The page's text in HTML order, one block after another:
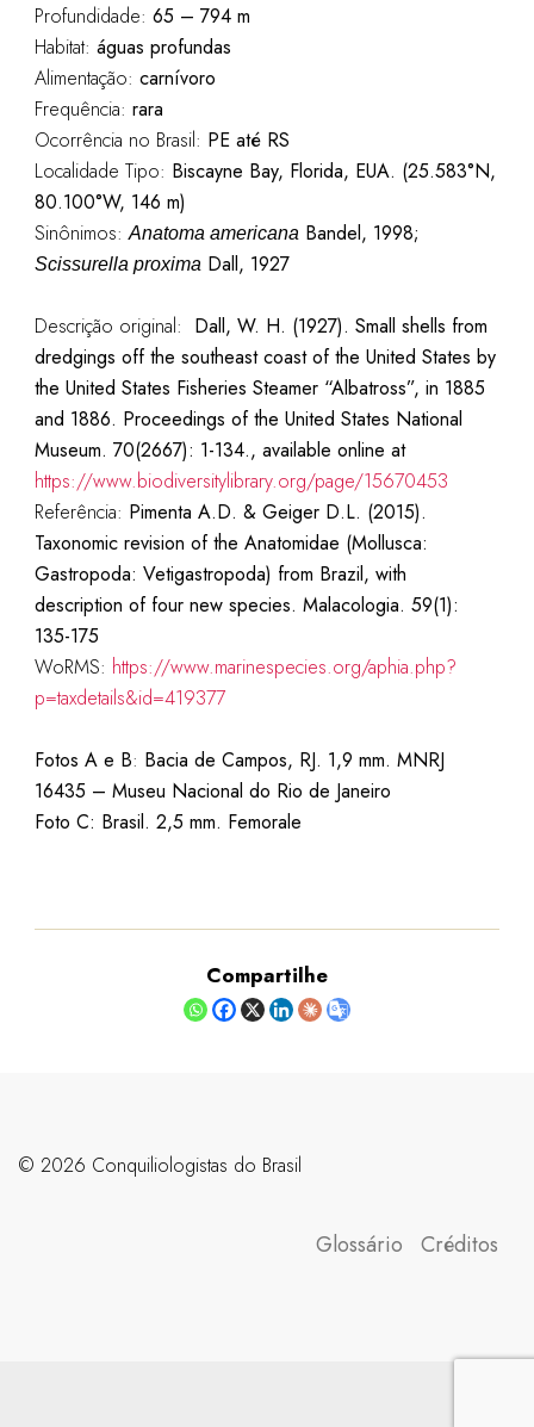
Profundidade: 65 – 794 m
Habitat: águas profundas
Alimentação: carnívoro
Frequência: rara
Ocorrência no Brasil: PE até RS
Localidade Tipo: Biscayne Bay, Florida, EUA. (25.583°N,
80.100°W, 146 m)
Sinônimos:Anatoma americanaBandel, 1998;
Scissurella proximaDall, 1927
Descrição original: Dall, W. H. (1927). Small shells from
dredgings off the southeast coast of the United States by
the United States Fisheries Steamer “Albatross”, in 1885
and 1886. Proceedings of the United States National
Museum. 70(2667): 1-134., available online at
https://www.biodiversitylibrary.org/page/15670453
Referência: Pimenta A.D. & Geiger D.L. (2015).
Taxonomic revision of the Anatomidae (Mollusca:
Gastropoda: Vetigastropoda) from Brazil, with
description of four new species. Malacologia. 59(1):
135-175
WoRMS: https://www.marinespecies.org/aphia.php?
p=taxdetails&id=419377
Fotos A e B: Bacia de Campos, RJ. 1,9 mm. MNRJ
16435 – Museu Nacional do Rio de Janeiro
Foto C: Brasil. 2,5 mm. Femorale
Compartilhe
©️ 2026 Conquiliologistas do Brasil
Glossário Créditos